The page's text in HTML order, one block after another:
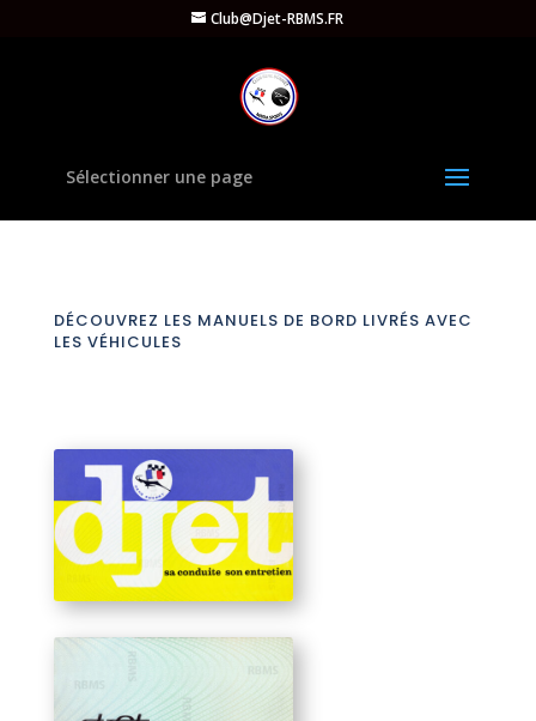
Club@Djet-RBMS.FR
Sélectionner une page
DÉCOUVREZ LES MANUELS DE BORD LIVRÉS AVEC
LES VÉHICULES